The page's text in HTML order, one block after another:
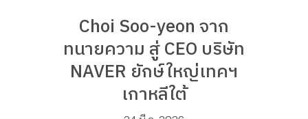
Choi Soo-yeon จาก
ทนายความ สู่ CEO บริษัท
NAVER ยักษ์ใหญ่เทคฯ
เกาหลีใต้